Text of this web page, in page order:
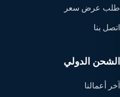
طلب عرض سعر
اتصل بنا
الشحن الدولي
آخر أعمالنا